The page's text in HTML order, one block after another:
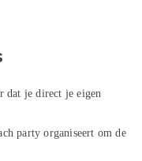
dat je direct je eigen
party organiseert om de